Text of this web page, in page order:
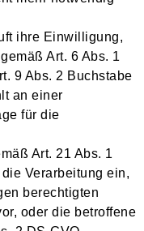
ihre Einwilligung,
Art. 6 Abs. 1
9 Abs. 2 Buchstabe
an einer
für die
Art. 21 Abs. 1
Verarbeitung ein,
berechtigten
oder die betroffene